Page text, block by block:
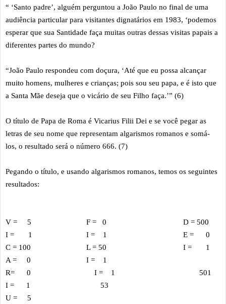
“ ‘Santo padre’, alguém perguntou a João Paulo no final de uma
audiência particular para visitantes dignatários em 1983, ‘podemos
esperar que sua Santidade faça muitas outras dessas visitas papais a
diferentes partes do mundo?
“João Paulo respondeu com doçura, ‘Até que eu possa alcançar
muito homens, mulheres e crianças; pois sou seu papa, e é isto que
a Santa Mãe deseja que o vicário de seu Filho faça.’” (6)
O título de Papa de Roma é Vicarius Filii Dei e se você pegar as
letras de seu nome que representam algarismos romanos e somá-
los, o resultado será o número 666. (7)
Pegando o título, e usando algarismos romanos, temos os seguintes
resultados:
V = 5 F = 0
D = 500
I = 1
I = 1
E = 0
C = 100
L = 50
I = 1
A = 0
I = 1
R= 0
I = 1
501
I = 1
53
U = 5